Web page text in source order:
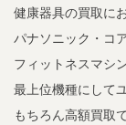
健康器具の買取に
パナソニック・コ
フィットネスマシ
最上位機種にして
もちろん高額買取で